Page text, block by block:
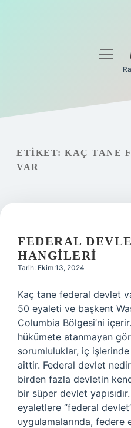
Gizlilik Politikası
Hakkımızda
ETIKET: KAÇ TANE
VAR
FEDERAL
HANGILERI
Tarih: Ekim 13, 2024
Kaç tane federal devlet
50 eyaleti ve başkent
Columbia Bölgesi’ni
hükümete atanmayan
sorumluluklar, iç
aittir. Federal devlet
birden fazla devletin
bir süper devlet
eyaletlere “federal
uygulamalarında, federe